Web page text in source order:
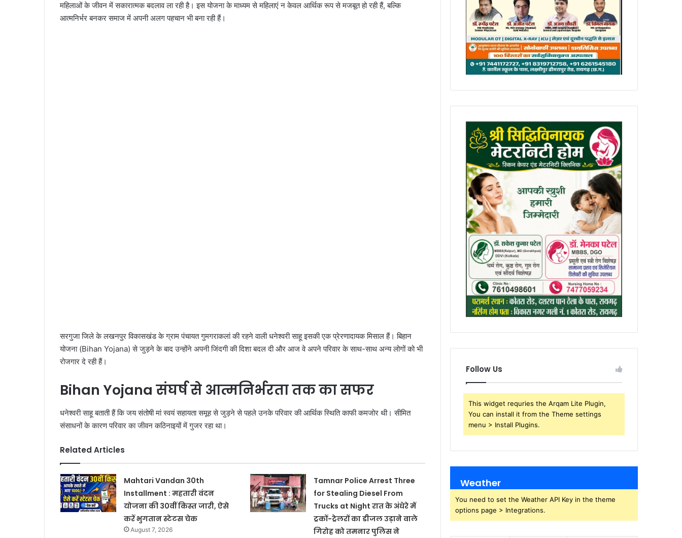
महिलाओं के जीवन में सकारात्मक बदलाव ला रही है। इस योजना के माध्यम से महिलाएं न केवल आर्थिक रूप से मजबूत हो रही हैं, बल्कि
आत्मनिर्भर बनकर समाज में अपनी अलग पहचान भी बना रही हैं।
सरगुजा जिले के लखनपुर विकासखंड के ग्राम पंचायत गुमगराकलां की रहने वाली धनेश्वरी साहू इसकी एक प्रेरणादायक मिसाल हैं। बिहान
योजना (Bihan Yojana) से जुड़ने के बाद उन्होंने अपनी जिंदगी की दिशा बदल दी और आज वे अपने परिवार के साथ-साथ अन्य लोगों को भी
रोजगार दे रही हैं।
Bihan Yojana संघर्ष से आत्मनिर्भरता तक का सफर
धनेश्वरी साहू बताती हैं कि जय संतोषी मां स्वयं सहायता समूह से जुड़ने से पहले उनके परिवार की आर्थिक स्थिति काफी कमजोर थी। सीमित
संसाधनों के कारण परिवार का जीवन कठिनाइयों में गुजर रहा था।
Related Articles
Mahtari Vandan 30th
Installment : महतारी वंदन
योजना की 30वीं किस्त जारी, ऐसे
करें भुगतान स्टेटस चेक
August 7, 2026
Tamnar Police Arrest Three
for Stealing Diesel From
Trucks at Night रात के अंधेरे में
ट्रकों-ट्रेलरों का डीजल उड़ाने वाले
गिरोह को तमनार पुलिस ने
Follow Us
This widget requries the Arqam Lite Plugin,
You can install it from the Theme settings
menu > Install Plugins.
Weather
You need to set the Weather API Key in the theme
options page > Integrations.